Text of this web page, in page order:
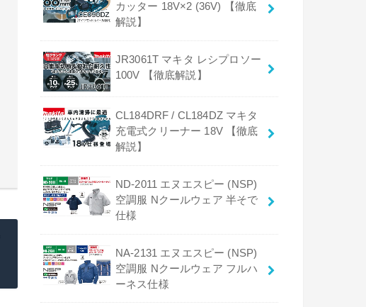
カッター 18V×2 (36V) 【徹底
解説】
JR3061T マキタ レシプロソー
100V 【徹底解説】
CL184DRF / CL184DZ マキタ
充電式クリーナー 18V 【徹底
解説】
ND-2011 エヌエスピー (NSP)
空調服 Nクールウェア 半そで
仕様
NA-2131 エヌエスピー (NSP)
空調服 Nクールウェア フルハ
ーネス仕様